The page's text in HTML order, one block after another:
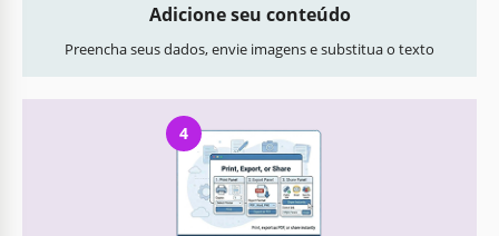
Adicione seu conteúdo
Preencha seus dados, envie imagens e substitua o texto
4